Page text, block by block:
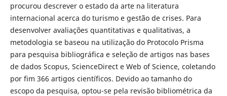
procurou descrever o estado da arte na literatura
internacional acerca do turismo e gestão de crises. Para
desenvolver avaliações quantitativas e qualitativas, a
metodologia se baseou na utilização do Protocolo Prisma
para pesquisa bibliográfica e seleção de artigos nas bases
de dados Scopus, ScienceDirect e Web of Science, coletando
por fim 366 artigos científicos. Devido ao tamanho do
escopo da pesquisa, optou-se pela revisão bibliométrica da